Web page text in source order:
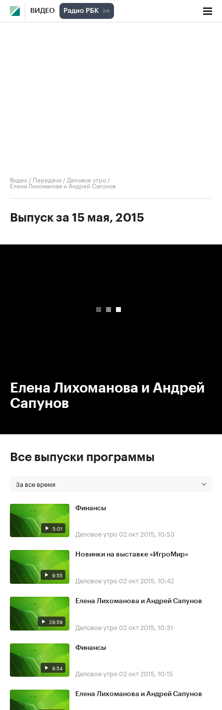
ВИДЕО
Видео / Передачи / Деловое утро /
Елена Лихоманова и Андрей Сапунов
Выпуск за 15 мая, 2015
Елена Лихоманова и Андрей
Сапунов
Все выпуски программы
За все время
5:01
Финансы
Деловое утро 02 окт 2015, 10:53
9:55
Новинки на выставке «ИгроМир»
Деловое утро 02 окт 2015, 10:42
29:59
Елена Лихоманова и Андрей Сапунов
Деловое утро 02 окт 2015, 10:31
9:54
Финансы
Деловое утро 02 окт 2015, 10:15
Елена Лихоманова и Андрей Сапунов